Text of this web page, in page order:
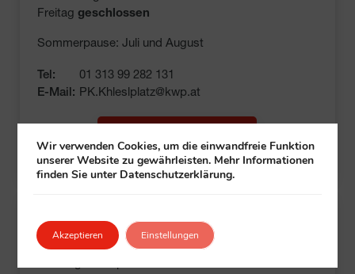
Freitag geschlossen
Sommerpause: Juli und August
Tel:
01 313 99 282 131
E-Mail: PK.Khleslplatz@kwp.at
Meidlinger Hauptstraße 4
Wir verwenden Cookies, um die einwandfreie Funktion
unserer Website zu gewährleisten. Mehr Informationen
finden Sie unter Datenschutzerklärung.
Akzeptieren Einstellungen